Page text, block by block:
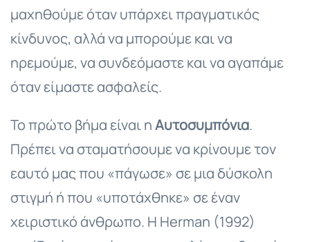
μαχηθούμε όταν υπάρχει πραγματικός
κίνδυνος, αλλά να μπορούμε και να
ηρεμούμε, να συνδεόμαστε και να αγαπάμε
όταν είμαστε ασφαλείς.
Το πρώτο βήμα είναι ηΑυτοσυμπόνια.
Πρέπει να σταματήσουμε να κρίνουμε τον
εαυτό μας που «πάγωσε» σε μια δύσκολη
στιγμή ή που «υποτάχθηκε» σε έναν
χειριστικό άνθρωπο. Η Herman (1992)